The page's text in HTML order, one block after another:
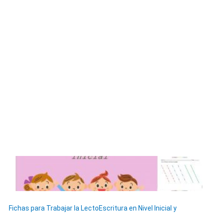
Fichas para Trabajar la LectoEscritura en Nivel Inicial y